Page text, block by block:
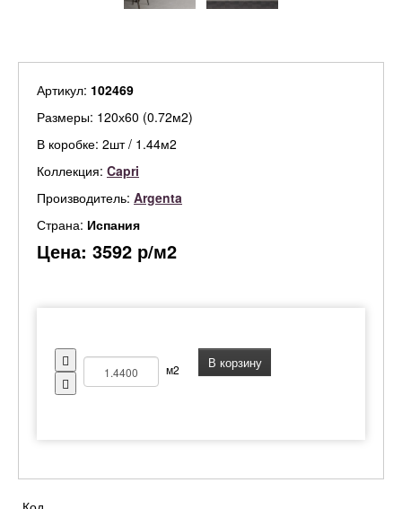
Артикул: 102469
Размеры: 120х60 (0.72м2)
В коробке: 2шт / 1.44м2
Коллекция: Capri
Производитель: Argenta
Страна: Испания
Цена: 3592 р/м2
м2 В корзину